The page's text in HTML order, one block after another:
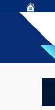
Centro